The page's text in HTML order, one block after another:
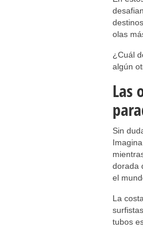
olas
¿Cuál
algún
Las
Sin
dorada
el
La
tubos